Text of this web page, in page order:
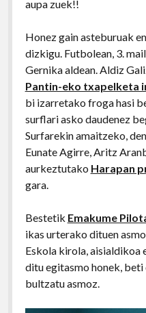
aupa zuek!!
Honez gain asteburuak
dizkigu. Futbolean, 3.
Gernika aldean. Aldiz
Pantin-eko txapelketa
bi izarretako froga hasi
surflari asko daudenez
Surfarekin amaitzeko,
Eunate Agirre, Aritz
aurkeztutako Harapan
gara.
Bestetik Emakume
ikas urterako dituen
Eskola kirola, aisialdikoa
ditu egitasmo honek,
bultzatu asmoz.